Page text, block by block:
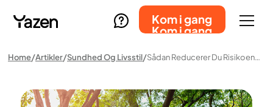
Kom i gang
Kom i gang
Home Artikler Sundhed Og Livsstil Sådan Reducerer Du Risikoen For Løs Hud Efter Vægttab